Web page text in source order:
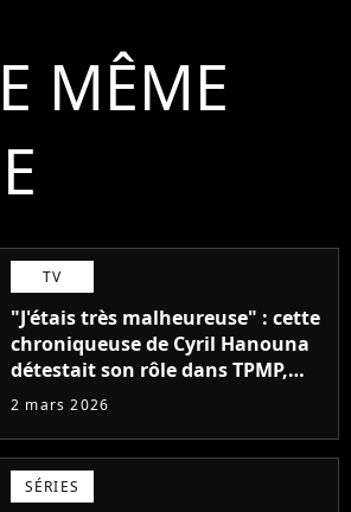
MÊME
TV
"J'étais très malheureuse" : cette
chroniqueuse de Cyril Hanouna
détestait son rôle dans TPMP,
mais est restée "pour l'argent"
2 mars 2026
SÉRIES